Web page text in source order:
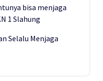
bisa menjaga
1 Slahung
Selalu Menjaga